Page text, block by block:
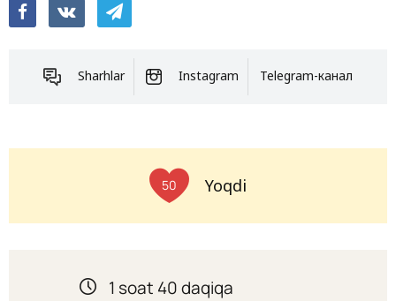
Sharhlar Instagram Telegram-канал
50 Yoqdi
1 soat 40 daqiqa